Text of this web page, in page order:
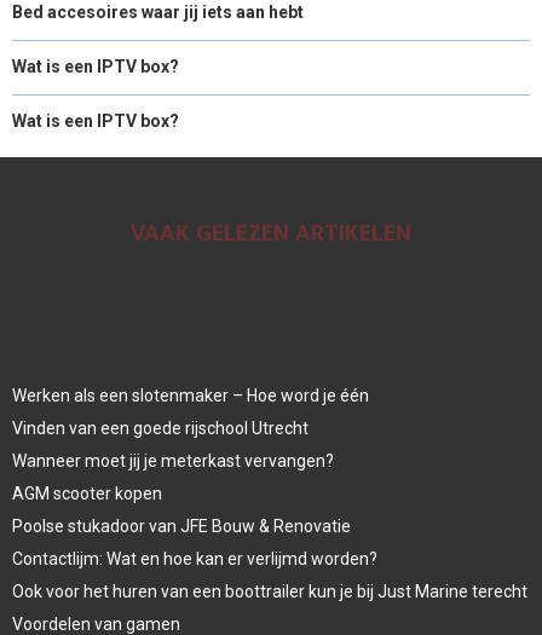
Bed accesoires waar jij iets aan hebt
Wat is een IPTV box?
Wat is een IPTV box?
VAAK GELEZEN ARTIKELEN
Werken als een slotenmaker – Hoe word je één
Vinden van een goede rijschool Utrecht
Wanneer moet jij je meterkast vervangen?
AGM scooter kopen
Poolse stukadoor van JFE Bouw & Renovatie
Contactlijm: Wat en hoe kan er verlijmd worden?
Ook voor het huren van een boottrailer kun je bij Just Marine terecht
Voordelen van gamen